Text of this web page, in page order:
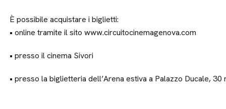
È possibile acquistare i biglietti:
• online tramite il sito www.circuitocinemagenova.com
• presso il cinema Sivori
• presso la biglietteria dell’Arena estiva a Palazzo Ducale,